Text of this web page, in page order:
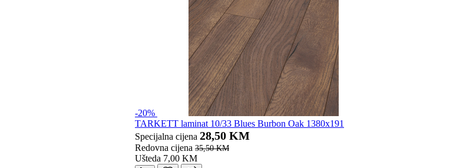
-20%
TARKETT laminat 10/33 Blues Burbon Oak 1380x191
Specijalna cijena 28,50 KM
Redovna cijena 35,50 KM
Ušteda 7,00 KM